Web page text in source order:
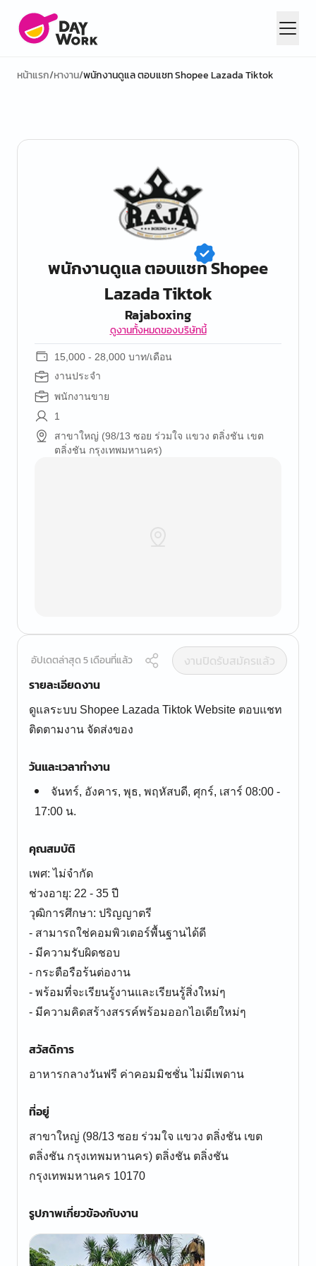
หน้าแรก/หางาน/พนักงานดูแล ตอบแชท Shopee Lazada Tiktok
พนักงานดูแล ตอบแชท Shopee
Lazada Tiktok
Rajaboxing
ดูงานทั้งหมดของบริษัทนี้
15,000 - 28,000 บาท/เดือน
งานประจำ
พนักงานขาย
1
สาขาใหญ่ (98/13 ซอย ร่วมใจ แขวง ตลิ่งชัน เขต
ตลิ่งชัน กรุงเทพมหานคร)
อัปเดตล่าสุด 5 เดือนที่แล้ว
งานปิดรับสมัครแล้ว
รายละเอียดงาน
ดูแลระบบ Shopee Lazada Tiktok Website ตอบแชท
ติดตามงาน จัดส่งของ
วันและเวลาทำงาน
จันทร์, อังคาร, พุธ, พฤหัสบดี, ศุกร์, เสาร์ 08:00 -
17:00 น.
คุณสมบัติ
เพศ: ไม่จำกัด
ช่วงอายุ: 22 - 35 ปี
วุฒิการศึกษา: ปริญญาตรี
- สามารถใช่คอมพิวเตอร์พื้นฐานได้ดี
- มีความรับผิดชอบ
- กระตือรือร้นต่องาน
- พร้อมที่จะเรียนรู้งานและเรียนรู้สิ่งใหม่ๆ
- มีความคิดสร้างสรรค์พร้อมออกไอเดียใหม่ๆ
สวัสดิการ
อาหารกลางวันฟรี ค่าคอมมิชชั่น ไม่มีเพดาน
ที่อยู่
สาขาใหญ่ (98/13 ซอย ร่วมใจ แขวง ตลิ่งชัน เขต
ตลิ่งชัน กรุงเทพมหานคร) ตลิ่งชัน ตลิ่งชัน
กรุงเทพมหานคร 10170
รูปภาพเกี่ยวข้องกับงาน